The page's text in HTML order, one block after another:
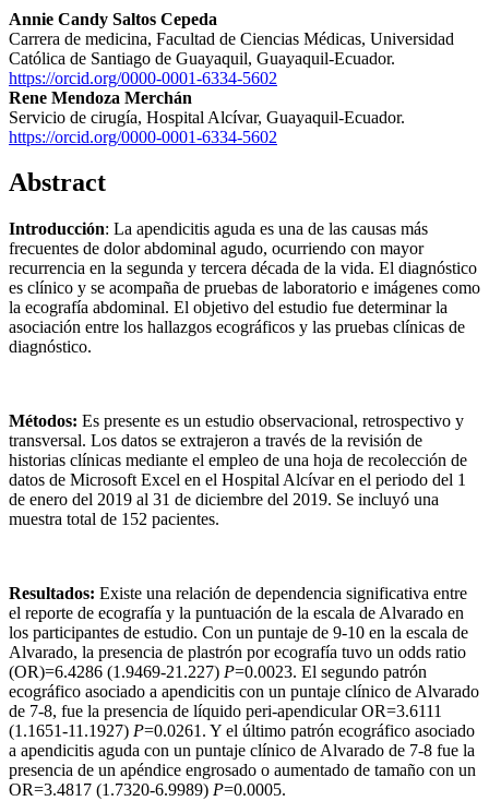
Annie Candy Saltos Cepeda
Carrera de medicina, Facultad de Ciencias Médicas, Universidad
Católica de Santiago de Guayaquil, Guayaquil-Ecuador.
https://orcid.org/0000-0001-6334-5602
Rene Mendoza Merchán
Servicio de cirugía, Hospital Alcívar, Guayaquil-Ecuador.
https://orcid.org/0000-0001-6334-5602
Abstract
Introducción: La apendicitis aguda es una de las causas más
frecuentes de dolor abdominal agudo, ocurriendo con mayor
recurrencia en la segunda y tercera década de la vida. El diagnóstico
es clínico y se acompaña de pruebas de laboratorio e imágenes como
la ecografía abdominal. El objetivo del estudio fue determinar la
asociación entre los hallazgos ecográficos y las pruebas clínicas de
diagnóstico.
Métodos: Es presente es un estudio observacional, retrospectivo y
transversal. Los datos se extrajeron a través de la revisión de
historias clínicas mediante el empleo de una hoja de recolección de
datos de Microsoft Excel en el Hospital Alcívar en el periodo del 1
de enero del 2019 al 31 de diciembre del 2019. Se incluyó una
muestra total de 152 pacientes.
Resultados: Existe una relación de dependencia significativa entre
el reporte de ecografía y la puntuación de la escala de Alvarado en
los participantes de estudio. Con un puntaje de 9-10 en la escala de
Alvarado, la presencia de plastrón por ecografía tuvo un odds ratio
(OR)=6.4286 (1.9469-21.227) P=0.0023. El segundo patrón
ecográfico asociado a apendicitis con un puntaje clínico de Alvarado
de 7-8, fue la presencia de líquido peri-apendicular OR=3.6111
(1.1651-11.1927) P=0.0261. Y el último patrón ecográfico asociado
a apendicitis aguda con un puntaje clínico de Alvarado de 7-8 fue la
presencia de un apéndice engrosado o aumentado de tamaño con un
OR=3.4817 (1.7320-6.9989) P=0.0005.